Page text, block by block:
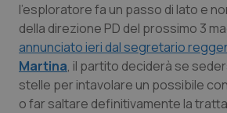
Friuli Venezia Giulia
Lazio
Liguria
Dermatite Atopica
Diabete & glucometri
Disturbi dell’umore
l'esploratore fa un passo di lato e
della direzione PD del prossimo 3
annunciato ieri dal segretario
Martina, il partito deciderà se
stelle per intavolare un possibile
o far saltare definitivamente la